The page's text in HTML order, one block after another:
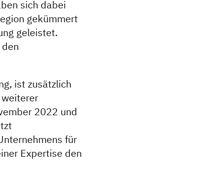
sich dabei
gekümmert
geleistet.
ist zusätzlich
2022 und
für
Expertise den